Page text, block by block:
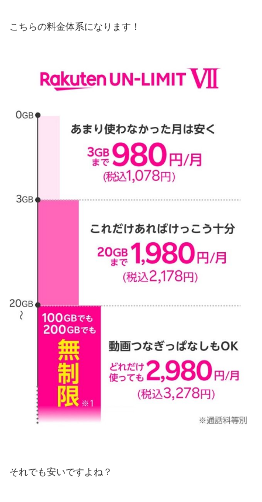
こちらの料金体系になります！
それでも安いですよね？